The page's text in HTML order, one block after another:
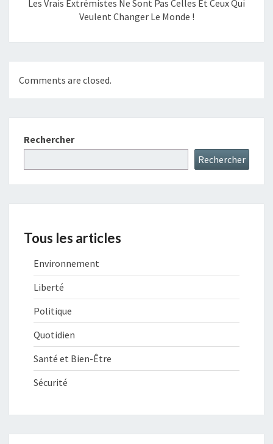
Les Vrais Extrémistes Ne Sont Pas Celles Et Ceux Qui
Veulent Changer Le Monde !
Comments are closed.
Rechercher
Rechercher
Tous les articles
Environnement
Liberté
Politique
Quotidien
Santé et Bien-Être
Sécurité